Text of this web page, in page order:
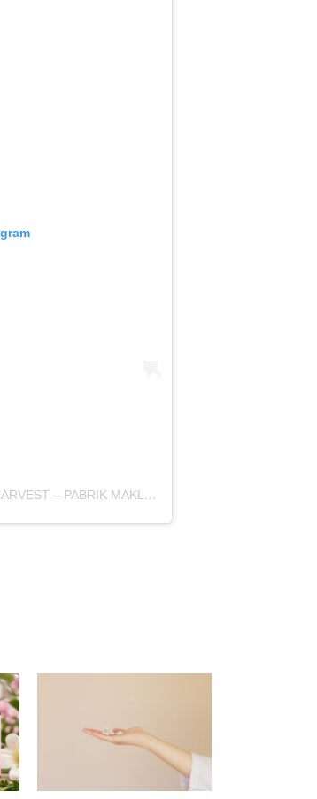
Sebuah kiriman dibagikan oleh INDO GREENLIFE HARVEST – PABRIK MAKLON (@indogreenlifeharvest)